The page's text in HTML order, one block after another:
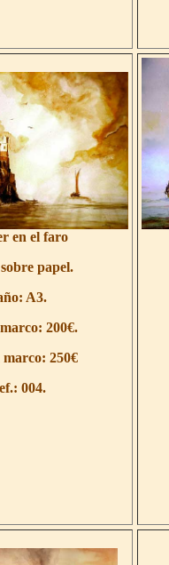
en el faro
papel.
A3.
200€.
marco: 250€
004.